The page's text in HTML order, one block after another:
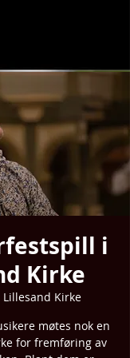
i
Kirke
Lillesand Kirke
møtes nok en
for fremføring av